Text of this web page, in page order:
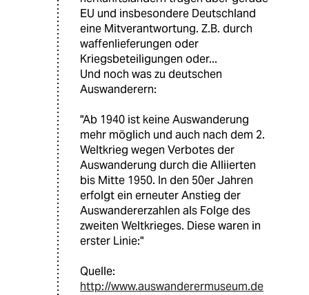
EU und insbesondere Deutschland
eine Mitverantwortung. Z.B. durch
waffenlieferungen oder
Kriegsbeteiligungen oder...
Und noch was zu deutschen
Auswanderern:
"Ab 1940 ist keine Auswanderung
mehr möglich und auch nach dem 2.
Weltkrieg wegen Verbotes der
Auswanderung durch die Alliierten
bis Mitte 1950. In den 50er Jahren
erfolgt ein erneuter Anstieg der
Auswandererzahlen als Folge des
zweiten Weltkrieges. Diese waren in
erster Linie:"
Quelle:
http://www.auswanderermuseum.de